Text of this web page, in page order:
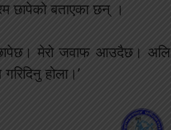
छापेको बताएका छन् ।
मेरो जवाफ आउदैछ। अलि
होला।’